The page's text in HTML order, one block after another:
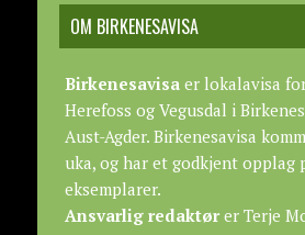
OM BIRKENESAVISA
Birkenesavisaer lokalavisa
Herefoss og Vegusdal i
Aust-Agder. Birkenesavisa
uka, og har et godkjent opplag
eksemplarer.
Ansvarlig redaktører Terje